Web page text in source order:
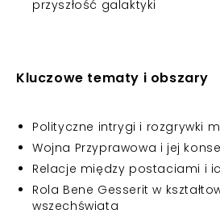
przyszłość galaktyki
Kluczowe tematy i obszary
Polityczne intrygi i rozgrywki
Wojna Przyprawowa i jej
Relacje między postaciami i
Rola Bene Gesserit w
wszechświata